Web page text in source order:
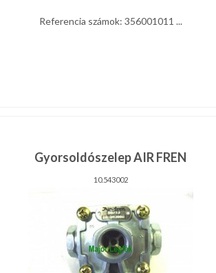
Referencia számok: 356001011 ...
Gyorsoldószelep AIR FREN
10.543002